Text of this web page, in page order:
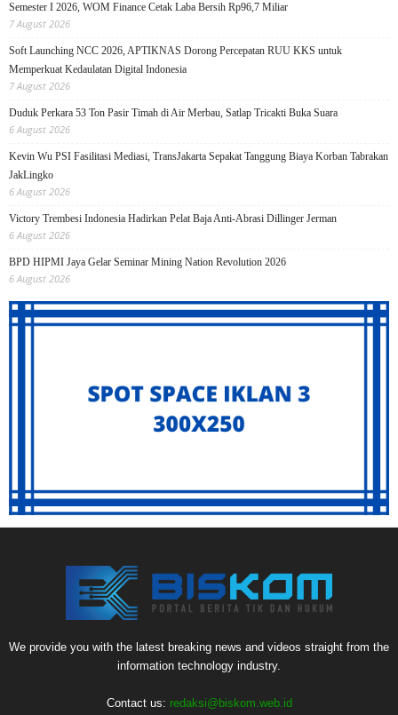
Semester I 2026, WOM Finance Cetak Laba Bersih Rp96,7 Miliar
7 August 2026
Soft Launching NCC 2026, APTIKNAS Dorong Percepatan RUU KKS untuk
Memperkuat Kedaulatan Digital Indonesia
7 August 2026
Duduk Perkara 53 Ton Pasir Timah di Air Merbau, Satlap Tricakti Buka Suara
6 August 2026
Kevin Wu PSI Fasilitasi Mediasi, TransJakarta Sepakat Tanggung Biaya Korban Tabrakan
JakLingko
6 August 2026
Victory Trembesi Indonesia Hadirkan Pelat Baja Anti-Abrasi Dillinger Jerman
6 August 2026
BPD HIPMI Jaya Gelar Seminar Mining Nation Revolution 2026
6 August 2026
We provide you with the latest breaking news and videos straight from the
information technology industry.
Contact us: redaksi@biskom.web.id